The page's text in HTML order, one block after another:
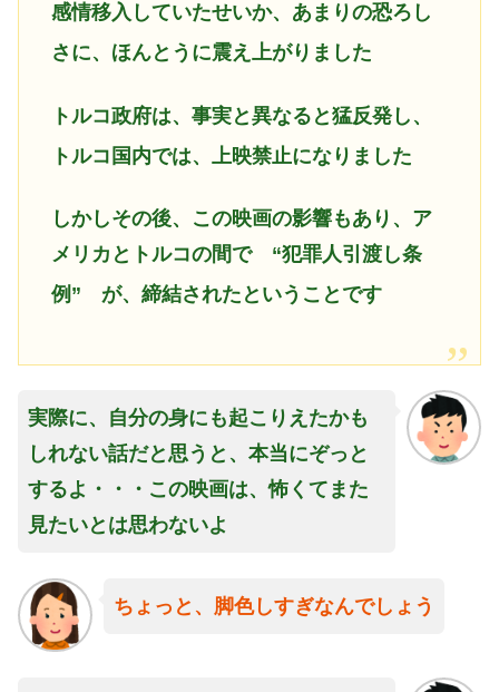
感情移入していたせいか、あまりの恐ろし
さに、ほんとうに震え上がりました
トルコ政府は、事実と異なると猛反発し、
トルコ国内では、上映禁止になりました
しかしその後、この映画の影響もあり、ア
メリカとトルコの間で “犯罪人引渡し条
例” が、締結されたということです
実際に、自分の身にも起こりえたかも
しれない話だと思うと、本当にぞっと
するよ・・・この映画は、怖くてまた
見たいとは思わないよ
ちょっと、脚色しすぎなんでしょう